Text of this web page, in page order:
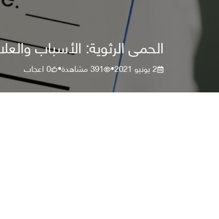
الحمى الرثوية: الأسباب
2 يونيو 2021 •
391مشاهدة•
0اعجاب